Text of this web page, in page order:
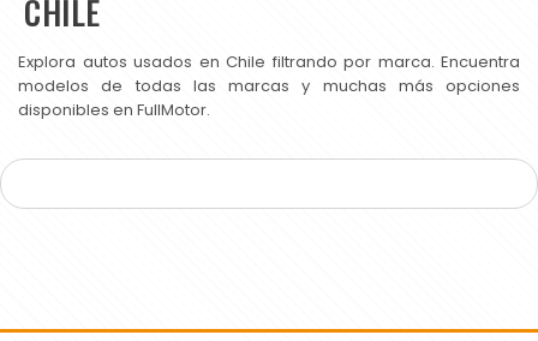
CHILE
Explora autos usados en Chile filtrando por marca. Encuentra
modelos de todas las marcas y muchas más opciones
disponibles en FullMotor.